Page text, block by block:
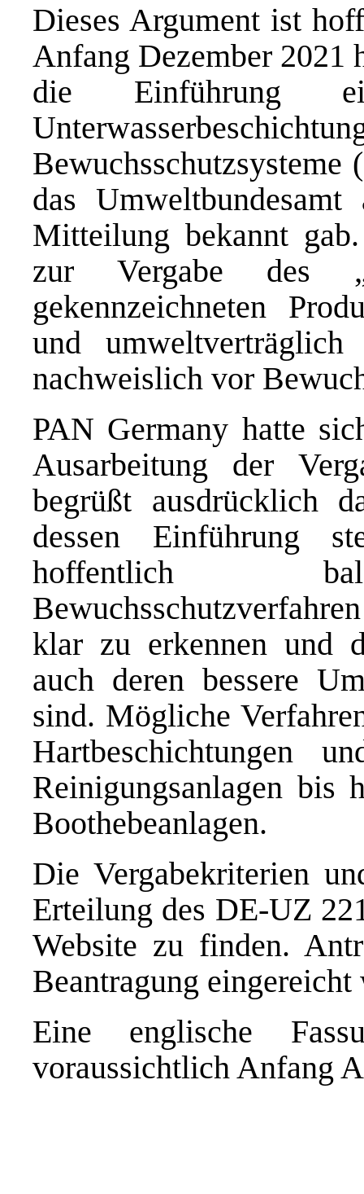
Dieses Argument ist
Anfang Dezember 2021
die Einführung
das
Mitteilung bekannt
zur Vergabe des
gekennzeichneten
und
nachweislich vor
PAN Germany hatte
Ausarbeitung der
begrüßt ausdrücklich
dessen Einführung
hoffentlich
klar zu erkennen und
auch deren bessere
sind. Mögliche
Hartbeschichtungen
Reinigungsanlagen bis
Boothebeanlagen.
Die Vergabekriterien
Erteilung des DE-UZ
Website zu finden.
Beantragung eingereicht
Eine englische
voraussichtlich Anfang